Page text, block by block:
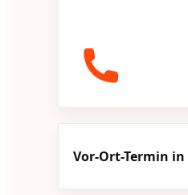
Vor-Ort-Termin